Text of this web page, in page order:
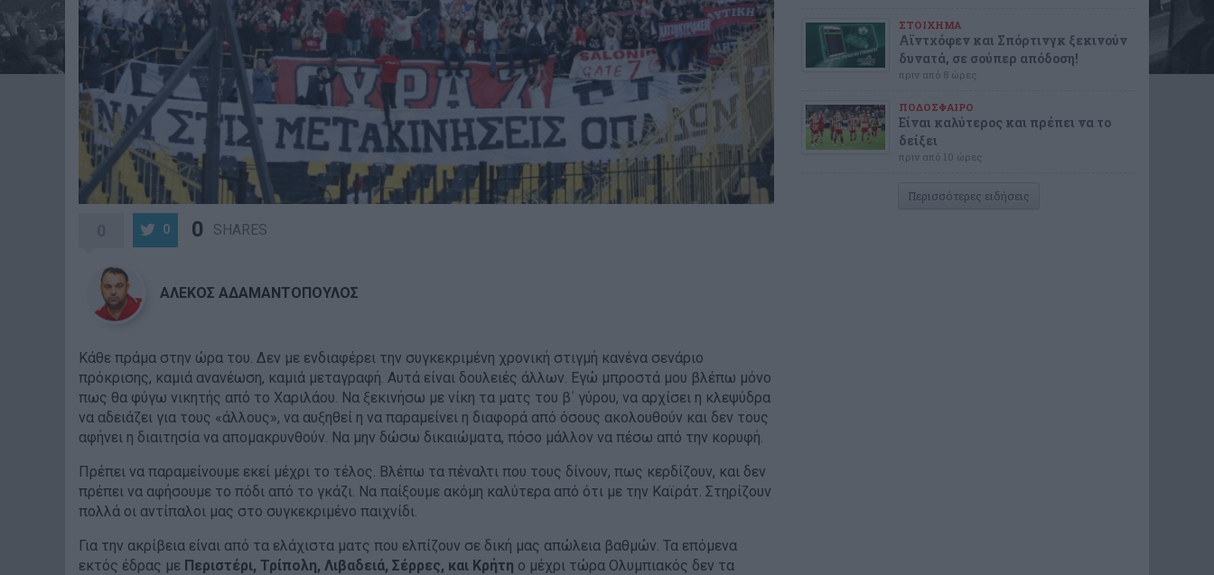
0 SHARES
0
ΑΛΕΚΟΣ ΑΔΑΜΑΝΤΟΠΟΥΛΟΣ
Κάθε πράμα στην ώρα του. Δεν με ενδιαφέρει την συγκεκριμένη χρονική στιγμή κανένα σενάριο
πρόκρισης, καμιά ανανέωση, καμιά μεταγραφή. Αυτά είναι δουλειές άλλων. Εγώ μπροστά μου βλέπω μόνο
πως θα φύγω νικητής από το Χαριλάου. Να ξεκινήσω με νίκη τα ματς του β΄ γύρου, να αρχίσει η κλεψύδρα
να αδειάζει για τους «άλλους», να αυξηθεί η να παραμείνει η διαφορά από όσους ακολουθούν και δεν τους
αφήνει η διαιτησία να απομακρυνθούν. Να μην δώσω δικαιώματα, πόσο μάλλον να πέσω από την κορυφή.
Πρέπει να παραμείνουμε εκεί μέχρι το τέλος. Βλέπω τα πέναλτι που τους δίνουν, πως κερδίζουν, και δεν
πρέπει να αφήσουμε το πόδι από το γκάζι. Να παίξουμε ακόμη καλύτερα από ότι με την Καϊράτ. Στηρίζουν
πολλά οι αντίπαλοι μας στο συγκεκριμένο παιχνίδι.
Για την ακρίβεια είναι από τα ελάχιστα ματς που ελπίζουν σε δική μας απώλεια βαθμών. Τα επόμενα
εκτός έδρας με Περιστέρι, Τρίπολη, Λιβαδειά, Σέρρες, και Κρήτη ο μέχρι τώρα Ολυμπιακός δεν τα
ΣΤΟΙΧΗΜΑ
Αϊντχόφεν και Σπόρτινγκ ξεκινούν
δυνατά, σε σούπερ απόδοση!
πριν από 8 ώρες
ΠΟΔΟΣΦΑΙΡΟ
Είναι καλύτερος και πρέπει να το
δείξει
πριν από 10 ώρες
Περισσότερες ειδήσεις